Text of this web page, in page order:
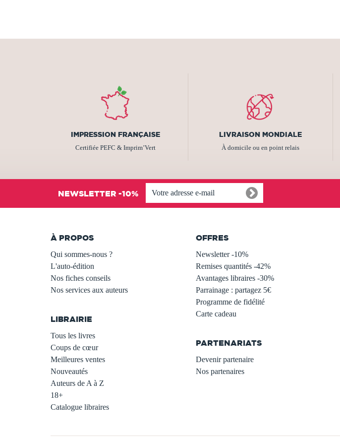
IMPRESSION FRANÇAISE
Certifiée PEFC & Imprim’Vert
LIVRAISON MONDIALE
À domicile ou en point relais
NEWSLETTER -10%
À PROPOS
Qui sommes-nous ?
L'auto-édition
Nos fiches conseils
Nos services aux auteurs
LIBRAIRIE
Tous les livres
Coups de cœur
Meilleures ventes
Nouveautés
Auteurs de A à Z
18+
Catalogue libraires
OFFRES
Newsletter -10%
Remises quantités -42%
Avantages libraires -30%
Parrainage : partagez 5€
Programme de fidélité
Carte cadeau
PARTENARIATS
Devenir partenaire
Nos partenaires